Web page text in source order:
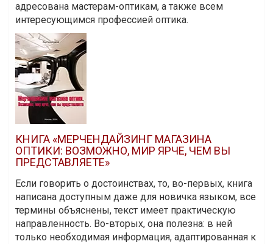
адресована мастерам-оптикам, а также всем
интересующимся профессией оптика.
КНИГА «МЕРЧЕНДАЙЗИНГ МАГАЗИНА
ОПТИКИ: ВОЗМОЖНО, МИР ЯРЧЕ, ЧЕМ ВЫ
ПРЕДСТАВЛЯЕТЕ»
Если говорить о достоинствах, то, во-первых, книга
написана доступным даже для новичка языком, все
термины объяснены, текст имеет практическую
направленность. Во-вторых, она полезна: в ней
только необходимая информация, адаптированная к